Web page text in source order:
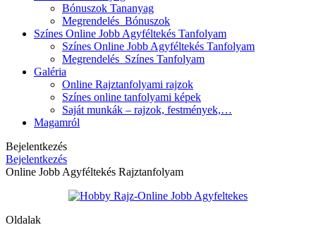
Bónuszok Tananyag
Megrendelés_Bónuszok
Színes Online Jobb Agyféltekés Tanfolyam
Színes Online Jobb Agyféltekés Tanfolyam
Megrendelés_Színes Tanfolyam
Galéria
Online Rajztanfolyami rajzok
Színes online tanfolyami képek
Saját munkák – rajzok, festmények,…
Magamról
Bejelentkezés
Bejelentkezés
Online Jobb Agyféltekés Rajztanfolyam
Oldalak